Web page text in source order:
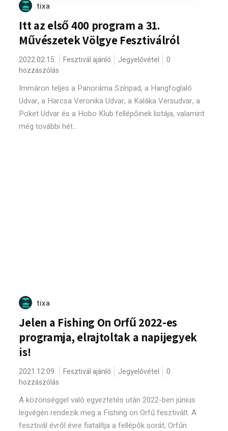
tixa
Itt az első 400 program a 31.
Művészetek Völgye Fesztiválról
2022.02.15. Fesztivál ajánló Jegyelővétel
0
hozzászólás
Immáron teljes a Panoráma Színpad, a Hangfoglaló
Udvar, a Harcsa Veronika Udvar, a Kaláka Versudvar, a
Poket Udvar és a Hobo Klub fellépőinek listája, valamint
még további hét...
tixa
Jelen a Fishing On Orfű 2022-es
programja, elrajtoltak a napijegyek
is!
2021.12.09. Fesztivál ajánló Jegyelővétel
0
hozzászólás
A közönséggel való egyeztetés után 2022-ben június
legvégén rendezik meg a Fishing on Orfű fesztivált. A
fesztivál évről évre fiatalítja a fellépők sorát, Orfűn